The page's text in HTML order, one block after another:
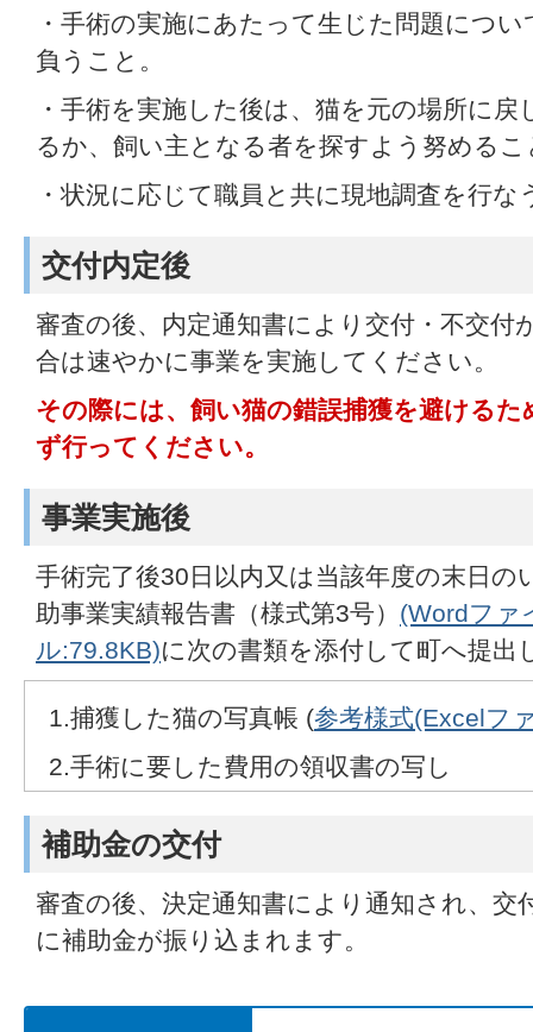
・手術の実施にあたって生じた問題につ
負うこと。
・手術を実施した後は、猫を元の場所に
るか、飼い主となる者を探すよう努めるこ
・状況に応じて職員と共に現地調査を行な
交付内定後
審査の後、内定通知書により交付・不交付
合は速やかに事業を実施してください。
その際には、飼い猫の錯誤捕獲を避けるた
ず行ってください。
事業実施後
手術完了後30日以内又は当該年度の末日
助事業実績報告書（様式第3号） (Wordファ
ル:79.8KB)に次の書類を添付して町へ提出
1.捕獲した猫の写真帳 (参考様式(Excelフ
2.手術に要した費用の領収書の写し
補助金の交付
審査の後、決定通知書により通知され、交
に補助金が振り込まれます。